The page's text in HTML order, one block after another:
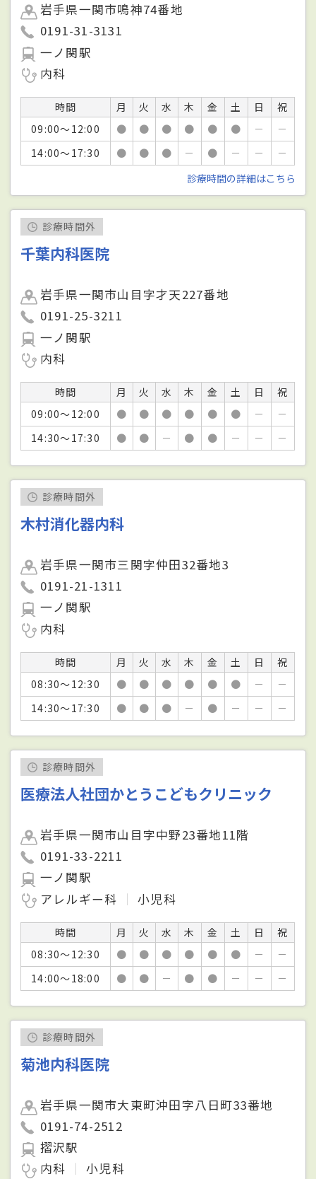
岩手県一関市鳴神74番地
0191-31-3131
一ノ関駅
内科
時間 月 火 水 木 金 土 日
祝
09:00～12:00
● ● ● ● ● ● －
－
14:00～17:30
● ● ● － ● － －
－
診療時間の詳細はこちら
診療時間外
千葉内科医院
岩手県一関市山目字才天227番地
0191-25-3211
一ノ関駅
内科
時間 月 火 水 木 金 土 日
祝
09:00～12:00
● ● ● ● ● ● －
－
14:30～17:30
● ● － ● ● － － －
診療時間外
木村消化器内科
岩手県一関市三関字仲田32番地3
0191-21-1311
一ノ関駅
内科
時間 月 火 水 木 金 土 日
祝
08:30～12:30
● ● ● ● ● ● －
－
14:30～17:30
● ● ● － ● － － －
診療時間外
医療法人社団かとうこどもクリニック
岩手県一関市山目字中野23番地11階
0191-33-2211
一ノ関駅
アレルギー科
小児科
時間 月 火 水 木 金 土 日
祝
08:30～12:30
● ● ● ● ● ● －
－
14:00～18:00
● ● － ● ● － － －
診療時間外
菊池内科医院
岩手県一関市大東町沖田字八日町33番地
0191-74-2512
摺沢駅
内科
小児科